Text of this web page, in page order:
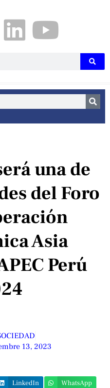
una de
del Foro
Asia
Perú
13, 2023
LinkedIn WhatsApp